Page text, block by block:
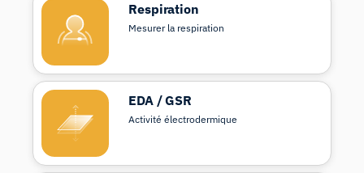
Respiration
Mesurer la respiration
EDA / GSR
Activité électrodermique